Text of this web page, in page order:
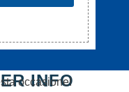
INFO
occasione!